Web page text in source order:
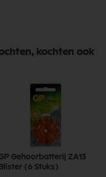
kochten ook
Gehoorbatterij ZA13
Blister (6 Stuks)